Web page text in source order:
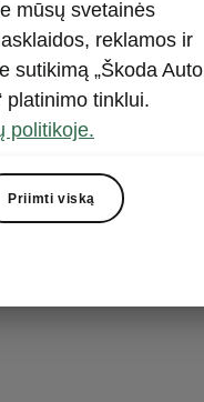
Kišenės
Priekinių
kišenės puikiai
didelės
Enyaq Coupé
papildomos
sėdinčių
mūsų svetainės
reklamos ir
sutikimą „Škoda Auto
platinimo tinklui.
politikoje.
Priimti viską